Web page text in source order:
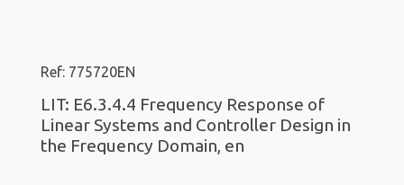
Ref: 775720EN
LIT: E6.3.4.4 Frequency Response of
Linear Systems and Controller Design in
the Frequency Domain, en